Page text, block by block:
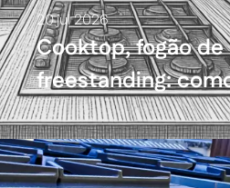
20 jul 2026
Cooktop, fogão
freestanding:
fogão da cozinha